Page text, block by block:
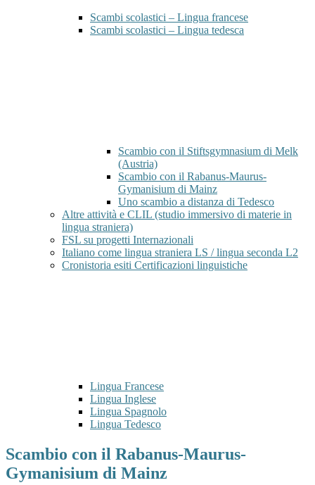
Scambi scolastici – Lingua francese
Scambi scolastici – Lingua tedesca
Scambio con il Stiftsgymnasium di Melk
(Austria)
Scambio con il Rabanus-Maurus-
Gymanisium di Mainz
Uno scambio a distanza di Tedesco
Altre attività e CLIL (studio immersivo di materie in
lingua straniera)
FSL su progetti Internazionali
Italiano come lingua straniera LS / lingua seconda L2
Cronistoria esiti Certificazioni linguistiche
Lingua Francese
Lingua Inglese
Lingua Spagnolo
Lingua Tedesco
Scambio con il Rabanus-Maurus-
Gymanisium di Mainz